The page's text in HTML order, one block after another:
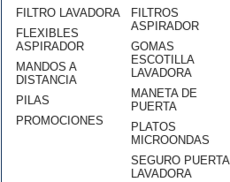
FILTRO LAVADORA
FLEXIBLES
ASPIRADOR
MANDOS A
DISTANCIA
PILAS
PROMOCIONES
FILTROS
ASPIRADOR
GOMAS
ESCOTILLA
LAVADORA
MANETA DE
PUERTA
PLATOS
MICROONDAS
SEGURO PUERTA
LAVADORA